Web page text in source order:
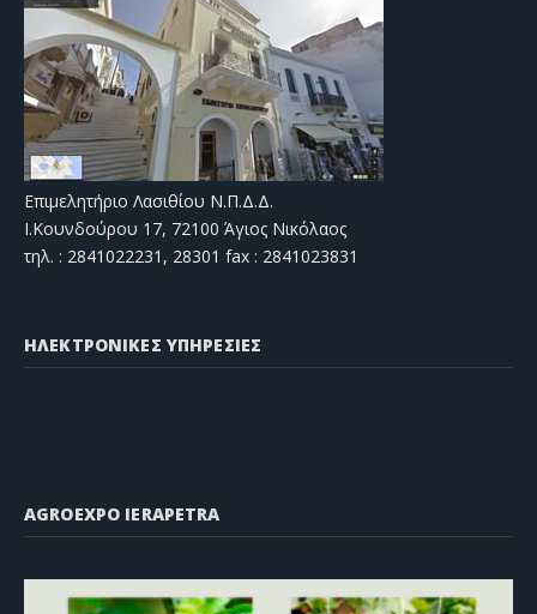
Επιμελητήριο Λασιθίου Ν.Π.Δ.Δ.
Ι.Κουνδούρου 17, 72100 Άγιος Νικόλαος
τηλ. : 2841022231, 28301 fax : 2841023831
ΗΛΕΚΤΡΟΝΙΚΕΣ ΥΠΗΡΕΣΙΕΣ
AGROEXPO IERAPETRA